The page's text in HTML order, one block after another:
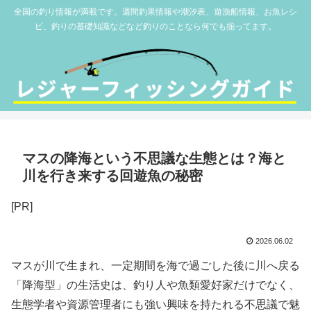
全国の釣り情報が満載です。週間釣果情報や潮汐表、遊漁船情報、お魚レシ
ピ、釣りの基礎知識などなど釣りのことなら何でも揃ってます。
マスの降海という不思議な生態とは？海と
川を行き来する回遊魚の秘密
[PR]
2026.06.02
マスが川で生まれ、一定期間を海で過ごした後に川へ戻る
「降海型」の生活史は、釣り人や魚類愛好家だけでなく、
生態学者や資源管理者にも強い興味を持たれる不思議で魅